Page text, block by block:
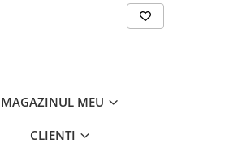
MAGAZINUL MEU
CLIENTI